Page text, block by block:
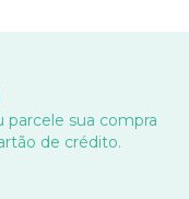
parcele sua compra
de crédito.